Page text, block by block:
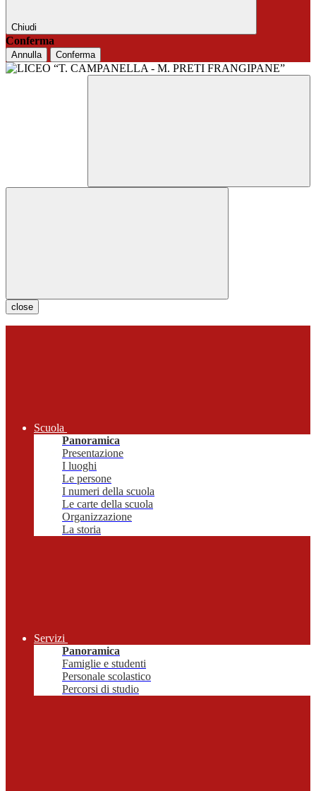
Chiudi
Conferma
Annulla Conferma
close
Scuola
Panoramica
Presentazione
I luoghi
Le persone
I numeri della scuola
Le carte della scuola
Organizzazione
La storia
Servizi
Panoramica
Famiglie e studenti
Personale scolastico
Percorsi di studio